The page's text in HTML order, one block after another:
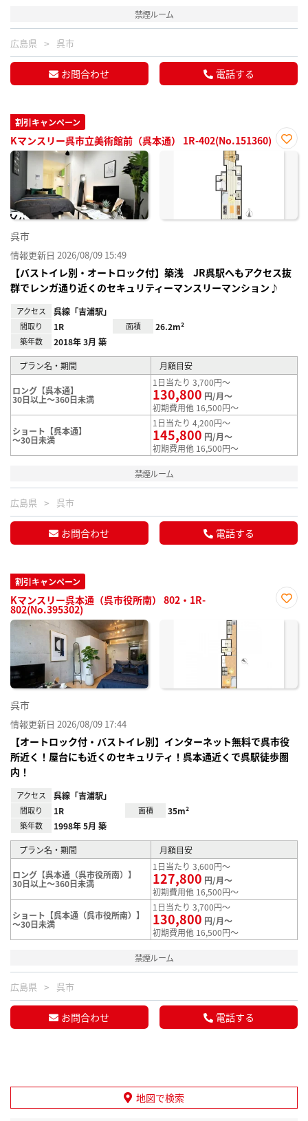
禁煙ルーム
広島県 呉市
お問合わせ 電話する
割引キャンペーン
Kマンスリー呉市立美術館前（呉本通） 1R-402(No.151360)
お気
呉市
情報更新日 2026/08/09 15:49
【バストイレ別・オートロック付】築浅 JR呉駅へもアクセス抜
群でレンガ通り近くのセキュリティーマンスリーマンション♪
アクセス 呉線「吉浦駅」
間取り 1R 面積 26.2m²
築年数 2018年 3月 築
プラン名・期間 月額目安
ロング【呉本通】
30日以上～360日未満
1日当たり 3,700円～
130,800 円/月～
初期費用他 16,500円～
ショート【呉本通】
～30日未満
1日当たり 4,200円～
145,800 円/月～
初期費用他 16,500円～
禁煙ルーム
広島県 呉市
お問合わせ 電話する
割引キャンペーン
Kマンスリー呉本通（呉市役所南） 802・1R-
802(No.395302)
に入
呉市
情報更新日 2026/08/09 17:44
【オートロック付・バストイレ別】インターネット無料で呉市役
所近く！屋台にも近くのセキュリティ！呉本通近くで呉駅徒歩圏
内！
アクセス 呉線「吉浦駅」
間取り 1R 面積 35m²
築年数 1998年 5月 築
プラン名・期間 月額目安
ロング【呉本通（呉市役所南）】
30日以上～360日未満
1日当たり 3,600円～
127,800 円/月～
初期費用他 16,500円～
ショート【呉本通（呉市役所南）】
～30日未満
1日当たり 3,700円～
130,800 円/月～
初期費用他 16,500円～
禁煙ルーム
広島県 呉市
お問合わせ 電話する
地図で検索